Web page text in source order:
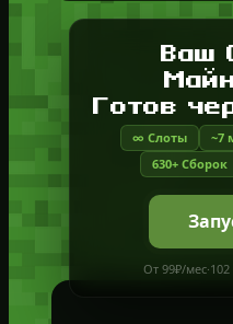
Ваш
Готов
∞ Слоты ~7
630+ Сборок
От 99₽/мес·